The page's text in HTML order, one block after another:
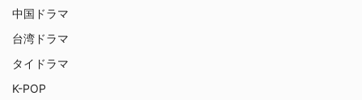
中国ドラマ
台湾ドラマ
タイドラマ
K-POP